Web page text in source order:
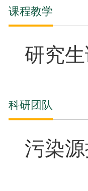
课程教学
研究
科研团队
污染